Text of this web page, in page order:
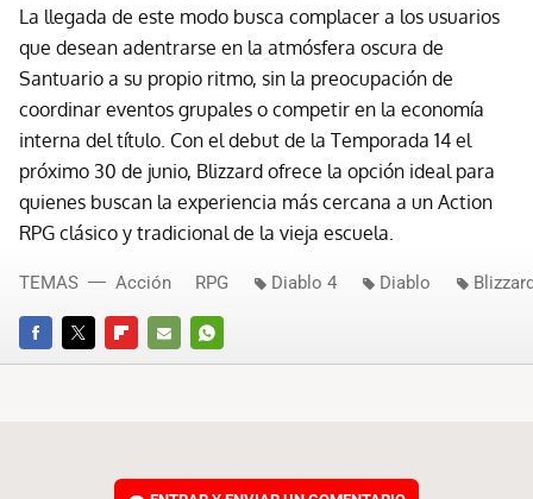
La llegada de este modo busca complacer a los usuarios
que desean adentrarse en la atmósfera oscura de
Santuario a su propio ritmo, sin la preocupación de
coordinar eventos grupales o competir en la economía
interna del título. Con el debut de la Temporada 14 el
próximo 30 de junio, Blizzard ofrece la opción ideal para
quienes buscan la experiencia más cercana a un Action
RPG clásico y tradicional de la vieja escuela.
FACEBOOKTWITTERFLIPBOARD
E-
WHATSAPP
TEMAS Acción RPG Diablo 4 Diablo